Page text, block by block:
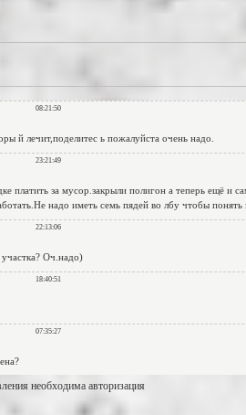
необходима авторизация